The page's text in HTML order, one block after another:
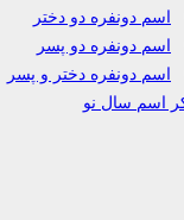
اسم دونفره دو دختر
اسم دونفره دو پسر
اسم دونفره دختر و پسر
اسم سال نو